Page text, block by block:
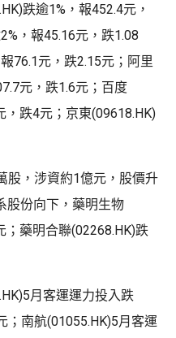
跌逾1%，報452.4元，
，報45.16元，跌1.08
76.1元，跌2.15元；阿里
元，跌1.6元；百度
，跌4元；京東(09618.HK)
股，涉資約1億元，股價升
股份向下，藥明生物
；藥明合聯(02268.HK)跌
月客運運力投入跌
；南航(01055.HK)5月客運